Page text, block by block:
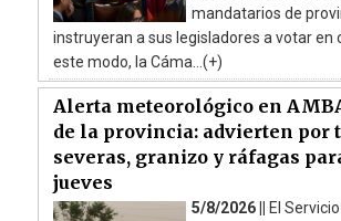
mandatarios de
instruyeran a sus legisladores a votar en
este modo, la Cáma...(+)
Alerta meteorológico en
de la provincia: advierten por
severas, granizo y ráfagas
jueves
5/8/2026 ||
El Servicio